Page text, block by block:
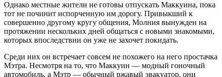
Однако местные жители не готовы отпускать Маккуина, пока
тот не починит испорченную им дорогу. Привыкший к
совершенно другому кругу общения, Молния вынужден на
протяжении нескольких дней общаться с новыми знакомыми,
которых впоследствии он уже не захочет покидать.
Среди них он встречает совсем не похожего на него простачка
Мэтра. Несмотря на то, что Маккуин — модный гоночный
автомобиль, а Мэтр — обычный ржавый эвакуатор, они